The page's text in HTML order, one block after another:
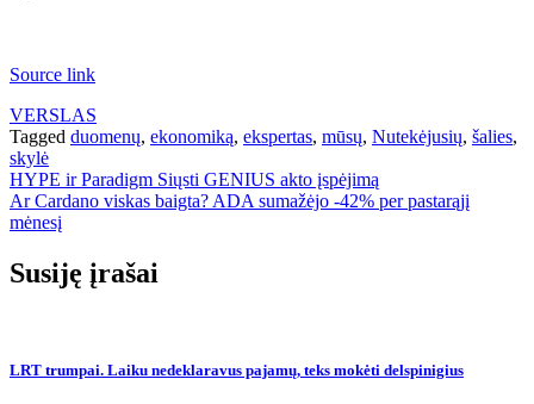
Source link
VERSLAS
Tagged duomenų, ekonomiką, ekspertas, mūsų, Nutekėjusių, šalies,
skylė
Navigacija
tarp
HYPE ir Paradigm Siųsti GENIUS akto įspėjimą
Ar Cardano viskas baigta? ADA sumažėjo -42% per pastarąjį
mėnesį
Susiję įrašai
LRT trumpai. Laiku nedeklaravus pajamų, teks mokėti delspinigius